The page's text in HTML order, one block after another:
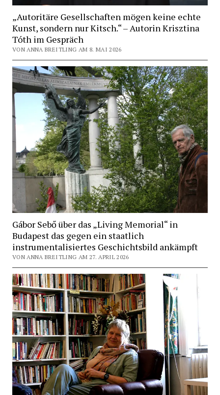
„Autoritäre Gesellschaften mögen keine echte
Kunst, sondern nur Kitsch.“ – Autorin Krisztina
Tóth im Gespräch
VON ANNA BREITLING AM 8. MAI 2026
Gábor Sebő über das „Living Memorial“ in
Budapest das gegen ein staatlich
instrumentalisiertes Geschichtsbild ankämpft
VON ANNA BREITLING AM 27. APRIL 2026